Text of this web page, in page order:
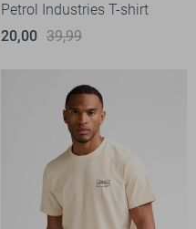
Petrol Industries T-shirt
20,00 39,99